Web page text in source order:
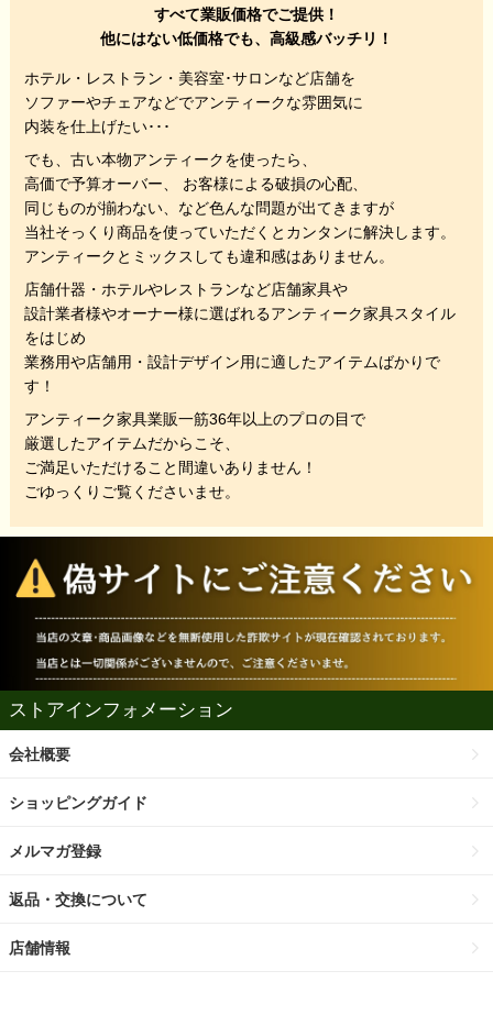
すべて業販価格でご提供！
他にはない低価格でも、高級感バッチリ！
ホテル・レストラン・美容室･サロンなど店舗を
ソファーやチェアなどでアンティークな雰囲気に
内装を仕上げたい･･･
でも、 古い本物アンティークを使ったら、
高価で予算オーバー、 お客様による破損の心配、
同じものが揃わない、 など色んな問題が出てきますが
当社そっくり商品を使っていただくと カンタンに解決します。
アンティークとミックスしても違和感はありません。
店舗什器・ホテルやレストランなど店舗家具や
設計業者様やオーナー様に選ばれるアンティーク家具スタイル
をはじめ
業務用や店舗用・設計デザイン用に適したアイテムばかりで
す！
アンティーク家具業販一筋36年以上のプロの目で
厳選したアイテムだからこそ、
ご満足いただけること間違いありません！
ごゆっくりご覧くださいませ。
ストアインフォメーション
会社概要
ショッピングガイド
メルマガ登録
返品・交換について
店舗情報